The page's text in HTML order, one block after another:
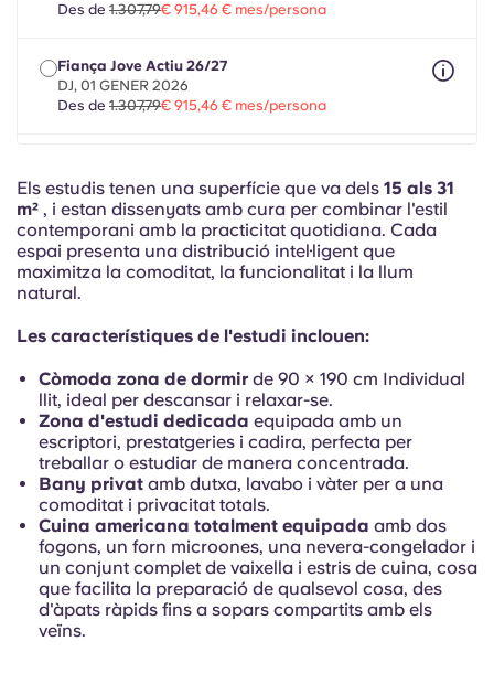
Des de 1.307,79€ 915,46 € mes/persona
Fiança Jove Actiu 26/27
DJ, 01 GENER 2026
Des de 1.307,79€ 915,46 € mes/persona
màxim 8 mesos entre l'1 d'agost de 2026 i el 30 de
setembre de 2027
Des de
1.307,79 € 915,46 € mes/persona
Els estudis tenen una superfície que va dels 15 als 31
m² , i estan dissenyats amb cura per combinar l'estil
contemporani amb la practicitat quotidiana. Cada
espai presenta una distribució intel·ligent que
maximitza la comoditat, la funcionalitat i la llum
natural.
Les característiques de l'estudi inclouen:
Còmoda zona de dormir de 90 × 190 cm Individual
llit, ideal per descansar i relaxar-se.
Zona d'estudi dedicada equipada amb un
escriptori, prestatgeries i cadira, perfecta per
treballar o estudiar de manera concentrada.
Bany privat amb dutxa, lavabo i vàter per a una
comoditat i privacitat totals.
Cuina americana totalment equipada amb dos
fogons, un forn microones, una nevera-congelador i
un conjunt complet de vaixella i estris de cuina, cosa
que facilita la preparació de qualsevol cosa, des
d'àpats ràpids fins a sopars compartits amb els
veïns.